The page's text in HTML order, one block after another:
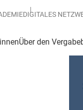
DIGITALES
Über den